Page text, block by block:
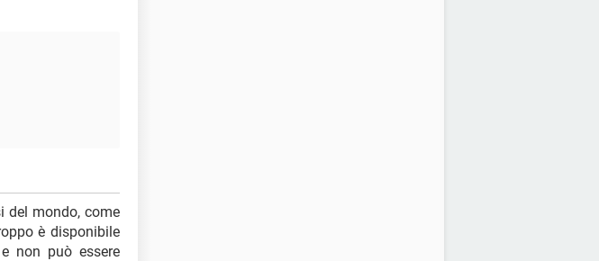
del mondo, come
è disponibile
non può essere